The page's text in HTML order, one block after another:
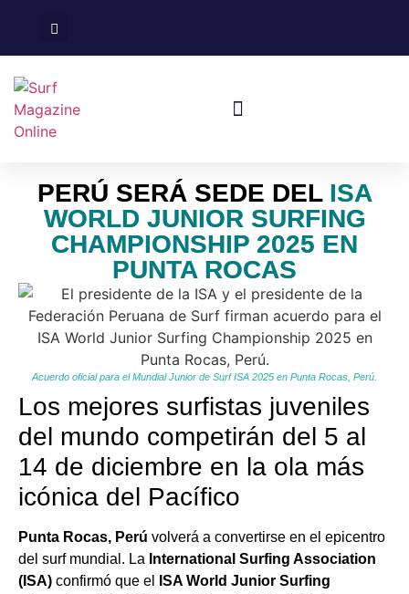
PERÚ SERÁ SEDE DEL ISA
WORLD JUNIOR SURFING
CHAMPIONSHIP 2025 EN
PUNTA ROCAS
Acuerdo oficial para el Mundial Junior de Surf ISA 2025 en Punta Rocas, Perú.
Los mejores surfistas juveniles
del mundo competirán del 5 al
14 de diciembre en la ola más
icónica del Pacífico
Punta Rocas, Perú volverá a convertirse en el epicentro
del surf mundial. La International Surfing Association
(ISA) confirmó que el
ISA World Junior Surfing